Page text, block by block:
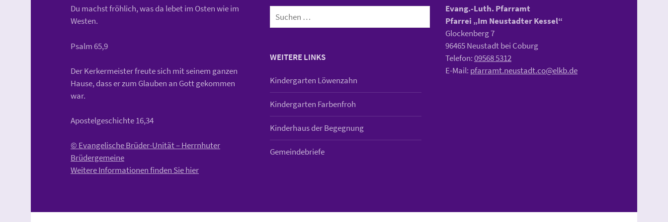
Du machst fröhlich, was da lebet im Osten wie im
Westen.
Psalm 65,9
Der Kerkermeister freute sich mit seinem ganzen
Hause, dass er zum Glauben an Gott gekommen
war.
Apostelgeschichte 16,34
© Evangelische Brüder-Unität – Herrnhuter
Brüdergemeine
Weitere Informationen finden Sie hier
Suchen
nach:
WEITERE LINKS
Kindergarten Löwenzahn
Kindergarten Farbenfroh
Kinderhaus der Begegnung
Gemeindebriefe
Evang.-Luth. Pfarramt
Pfarrei „Im Neustadter Kessel“
Glockenberg 7
96465 Neustadt bei Coburg
Telefon:09568 5312
E-Mail: pfarramt.neustadt.co@elkb.de